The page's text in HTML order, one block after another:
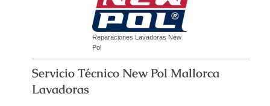
Reparaciones Lavadoras New
Pol
Servicio Técnico New Pol Mallorca
Lavadoras